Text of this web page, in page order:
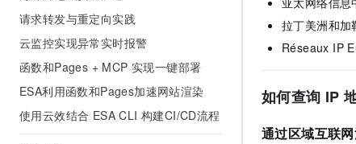
请求转发与重定向实践
云监控实现异常实时报警
函数和Pages + MCP 实现一键部署
ESA利用函数和Pages加速网站渲染
使用云效结合 ESA CLI 构建CI/CD流程
拉丁美洲和加
Réseaux IP
如何查询 IP
通过区域互联